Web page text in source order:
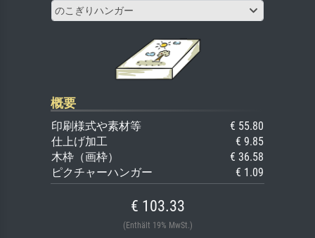
のこぎりハンガー
概要
印刷様式や素材等
€ 55.80
仕上げ加工
€ 9.85
木枠（画枠）
€ 36.58
ピクチャーハンガー
€ 1.09
€ 103.33
(Enthält 19% MwSt.)